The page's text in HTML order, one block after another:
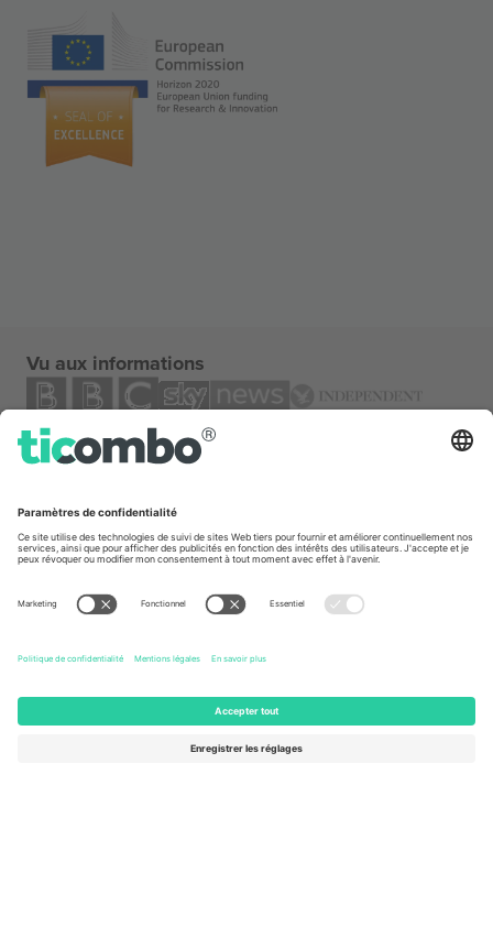
Vu aux informations
TixProtect
Programme d'affiliation
Comment ça marche
Centre d'information sur la Coupe
Nous contacter